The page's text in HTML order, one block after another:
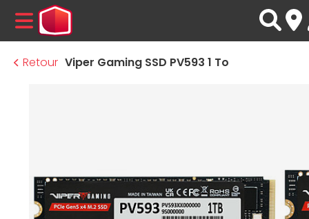
MENU
Retour Viper Gaming SSD PV593 1 To